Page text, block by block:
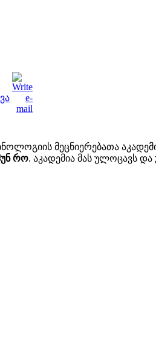
მეცნიერებათა
რო. აკადემია მას ულოცავს და